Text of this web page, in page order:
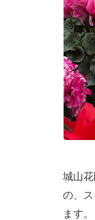
城山
の、
ます。